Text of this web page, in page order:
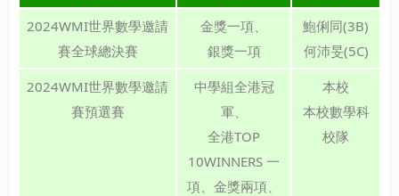
2024WMI世界數學邀請
賽全球總決賽
金獎一項、
銀獎一項
鮑俐同(3B)
何沛旻(5C)
2024WMI世界數學邀請
賽預選賽
中學組全港冠
軍、
全港TOP
10WINNERS 一
項、金獎兩項、
本校
本校數學科
校隊